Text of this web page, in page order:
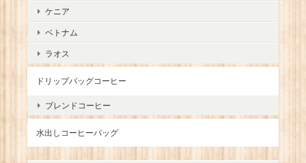
ケニア
ベトナム
ラオス
ドリップバッグコーヒー
ブレンドコーヒー
水出しコーヒーバッグ